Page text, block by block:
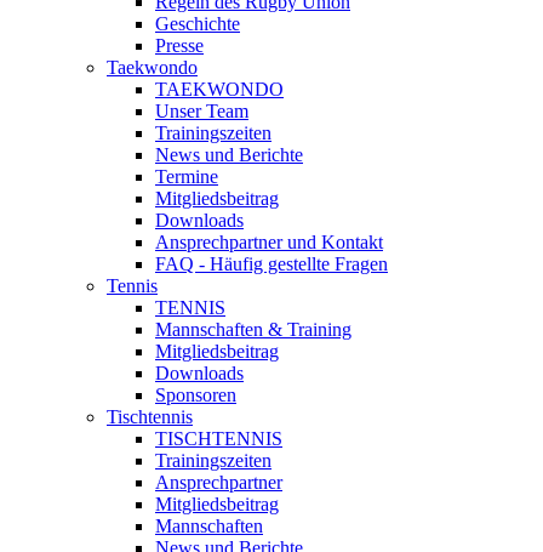
Geschichte
Presse
Taekwondo
TAEKWONDO
Unser Team
Trainingszeiten
News und Berichte
Termine
Mitgliedsbeitrag
Downloads
Ansprechpartner und Kontakt
FAQ - Häufig gestellte Fragen
Tennis
TENNIS
Mannschaften & Training
Mitgliedsbeitrag
Downloads
Sponsoren
Tischtennis
TISCHTENNIS
Trainingszeiten
Ansprechpartner
Mitgliedsbeitrag
Mannschaften
News und Berichte